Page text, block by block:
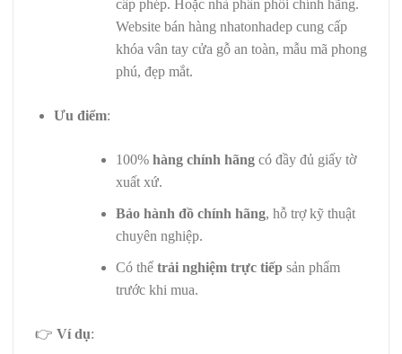
cấp phép. Hoặc nhà phân phối chính hãng.
Website bán hàng nhatonhadep cung cấp
khóa vân tay cửa gỗ an toàn, mẫu mã phong
phú, đẹp mắt.
Ưu điểm:
100% hàng chính hãngcó đầy đủ giấy tờ
xuất xứ.
Bảo hành đồ chính hãng, hỗ trợ kỹ thuật
chuyên nghiệp.
Có thể trải nghiệm trực tiếpsản phẩm
trước khi mua.
👉 Ví dụ: